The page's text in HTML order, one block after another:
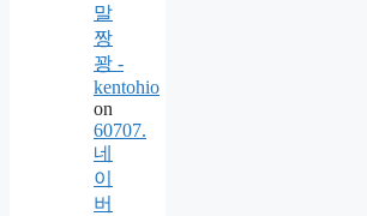
말
짱
꽝 -
kentohio
on
60707.
네
이
버